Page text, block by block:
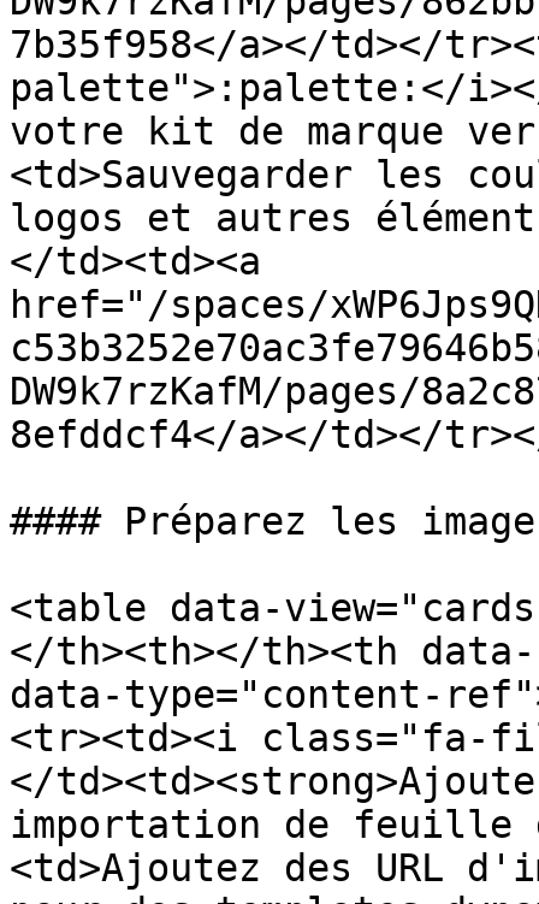
7b35f958</a></td></
palette">:palette:</
votre kit de marque
<td>Sauvegarder les
logos et autres
</td><td><a
href="/spaces/
DW9k7rzKafM/pages/
8efddcf4</a></td></
#### Préparez les
<table data-
</th><th></th><th
data-type="content-
<tr><td><i class="fa-
</
importation de feuille
<td>Ajoutez des URL